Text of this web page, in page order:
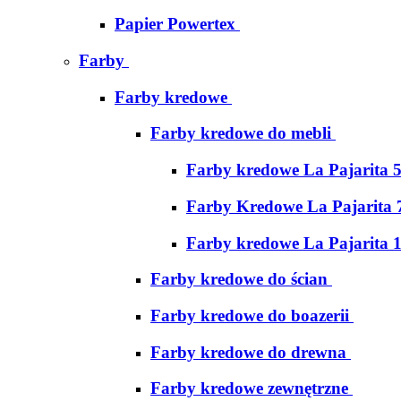
Papier Powertex
Farby
Farby kredowe
Farby kredowe do mebli
Farby kredowe La Pajarita
Farby Kredowe La Pajarita
Farby kredowe La Pajarita
Farby kredowe do ścian
Farby kredowe do boazerii
Farby kredowe do drewna
Farby kredowe zewnętrzne